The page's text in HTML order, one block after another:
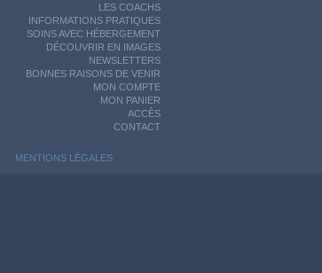
LES COACHS
INFORMATIONS PRATIQUES
SOINS AVEC HÉBERGEMENT
DÉCOUVRIR EN IMAGES
NEWSLETTERS
BONNES RAISONS DE VENIR
MON COMPTE
MON PANIER
ACCÈS
CONTACT
MENTIONS LÉGALES